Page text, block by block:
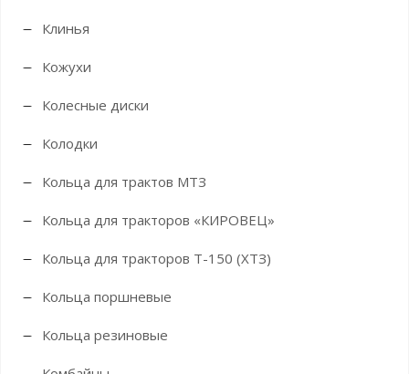
Клинья
Кожухи
Колесные диски
Колодки
Кольца для трактов МТЗ
Кольца для тракторов «КИРОВЕЦ»
Кольца для тракторов Т-150 (ХТЗ)
Кольца поршневые
Кольца резиновые